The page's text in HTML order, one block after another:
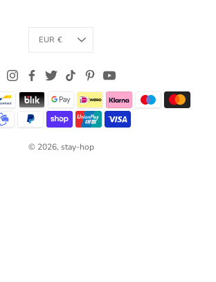
Currency
EUR €
© 2026, stay-hop